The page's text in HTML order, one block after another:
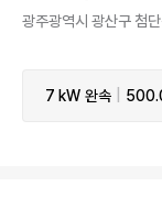
광주광역시 광산구 첨
7 kW 완속